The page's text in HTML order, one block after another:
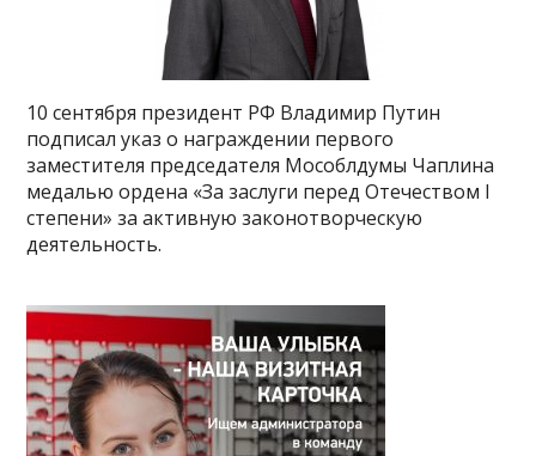
10 сентября президент РФ Владимир Путин
подписал указ о награждении первого
заместителя председателя Мособлдумы Чаплина
медалью ордена «За заслуги перед Отечеством I
степени» за активную законотворческую
деятельность.